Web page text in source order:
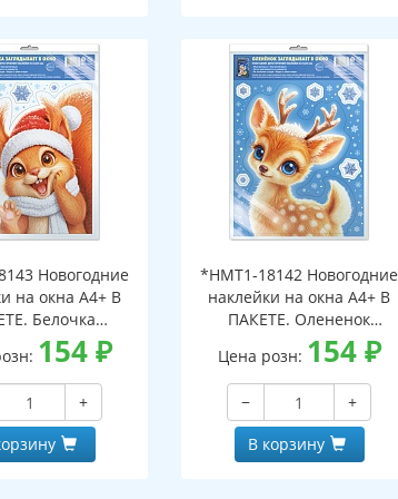
Новогодние
на окна А4+ В
Белочка
в окно (видны
сторон,
в
упаковке,
и клеевым
154₽
+
*НМТ1-18142 Новогодние
наклейки на окна А4+ В
ПАКЕТЕ. Олененок
заглядывает в окно (видны
с обеих сторон,
многоразовые, в
индивидуальной упаковке,
с европодвесом и клеевым
клапаном)
Цена розн: 154₽
−
+
В корзину